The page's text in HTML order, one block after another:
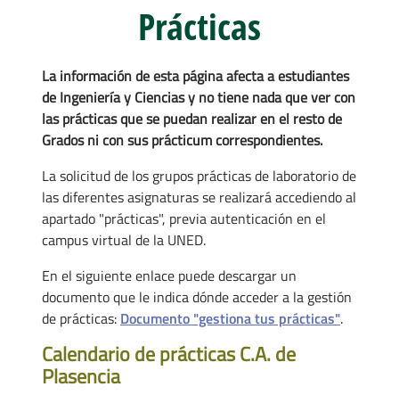
Prácticas
La información de esta página afecta a estudiantes
de Ingeniería y Ciencias y no tiene nada que ver con
las prácticas que se puedan realizar en el resto de
Grados ni con sus prácticum correspondientes.
La solicitud de los grupos prácticas de laboratorio de
las diferentes asignaturas se realizará accediendo al
apartado "prácticas", previa autenticación en el
campus virtual de la UNED.
En el siguiente enlace puede descargar un
documento que le indica dónde acceder a la gestión
de prácticas: Documento "gestiona tus prácticas".
Calendario de prácticas C.A. de
Plasencia